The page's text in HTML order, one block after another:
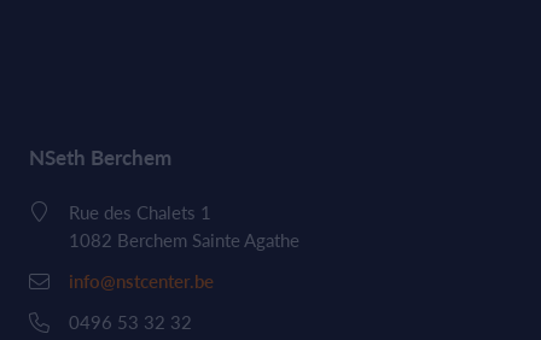
NSeth Berchem
Rue des Chalets 1
1082 Berchem Sainte Agathe
info@nstcenter.be
0496 53 32 32